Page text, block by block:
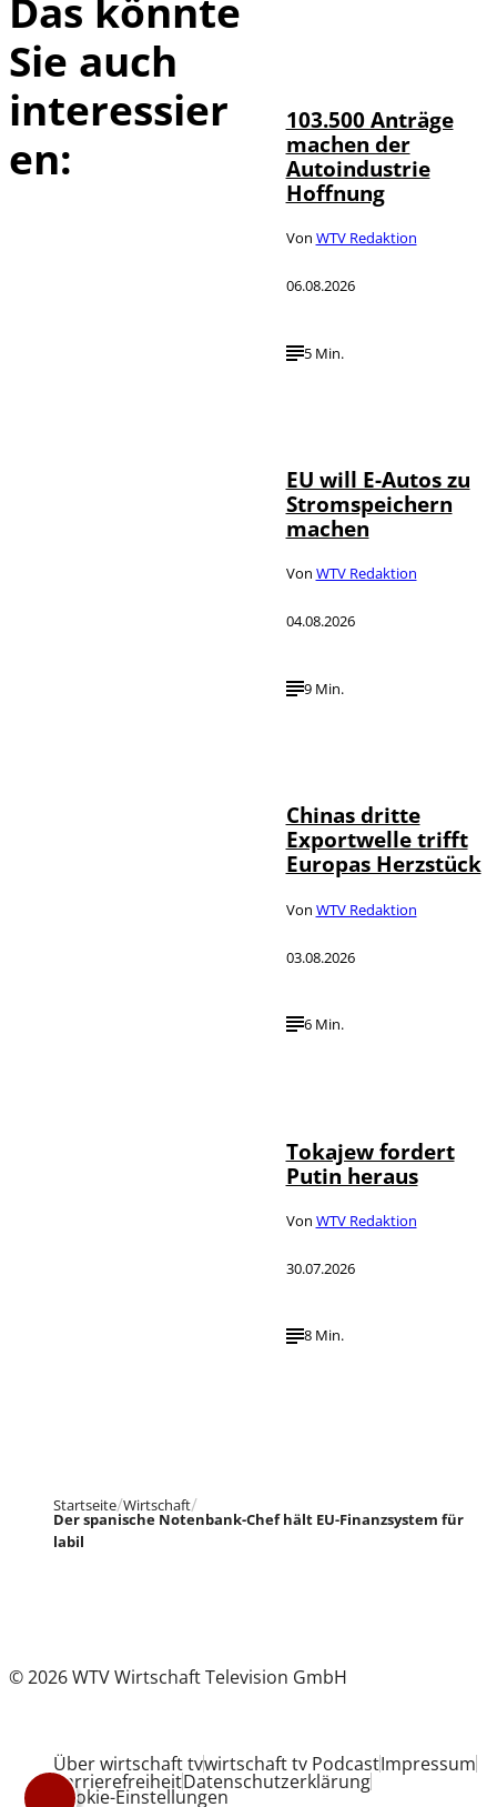
Das könnte
Sie auch
interessier
en:
103.500 Anträge
machen der
Autoindustrie
Hoffnung
Von WTV Redaktion
06.08.2026
5 Min.
EU will E-Autos zu
Stromspeichern
machen
Von WTV Redaktion
04.08.2026
9 Min.
Chinas dritte
Exportwelle trifft
Europas Herzstück
Von WTV Redaktion
03.08.2026
6 Min.
Tokajew fordert
Putin heraus
Von WTV Redaktion
30.07.2026
8 Min.
Startseite Wirtschaft
Der spanische Notenbank-Chef hält EU-Finanzsystem für
labil
© 2026 WTV Wirtschaft Television GmbH
Über wirtschaft tvwirtschaft tv PodcastImpressum
BarrierefreiheitDatenschutzerklärung
Cookie-Einstellungen